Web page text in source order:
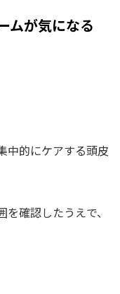
ムが気になる
中的にケアする頭皮
確認したうえで、